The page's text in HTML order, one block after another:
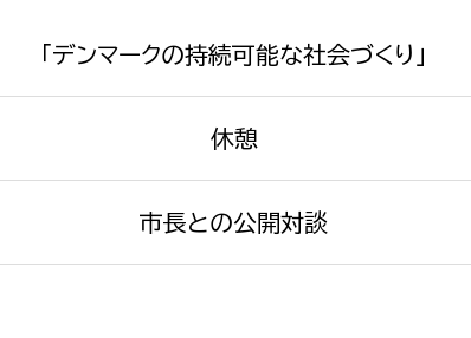
「デンマークの持続可能な社会づくり」
休憩
市長との公開対談